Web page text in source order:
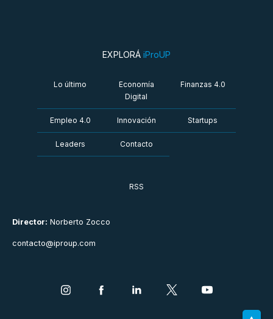
Director: Norberto Zocco
contacto@iproup.com
EXPLORÁ iProUP
Lo último
Economía
Digital
Finanzas 4.0
Empleo 4.0 Innovación Startups
Leaders Contacto
RSS